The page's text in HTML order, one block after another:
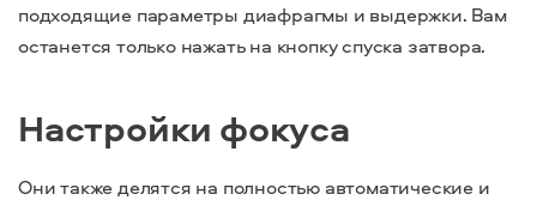
подходящие параметры диафрагмы и выдержки. Вам
останется только нажать на кнопку спуска затвора.
Настройки фокуса
Они также делятся на полностью автоматические и